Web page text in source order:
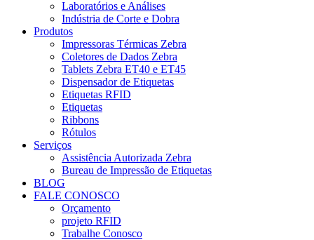
Laboratórios e Análises
Indústria de Corte e Dobra
Produtos
Impressoras Térmicas Zebra
Coletores de Dados Zebra
Tablets Zebra ET40 e ET45
Dispensador de Etiquetas
Etiquetas RFID
Etiquetas
Ribbons
Rótulos
Serviços
Assistência Autorizada Zebra
Bureau de Impressão de Etiquetas
BLOG
FALE CONOSCO
Orçamento
projeto RFID
Trabalhe Conosco